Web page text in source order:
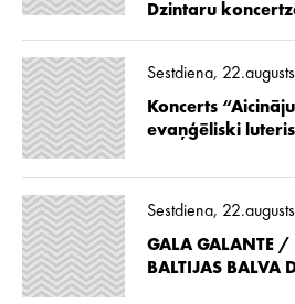
Dzintaru
Sestdiena, 22.augusts
Koncerts
evaņģēliski
Sestdiena, 22.augusts
GALA GALANTE
BALTIJAS